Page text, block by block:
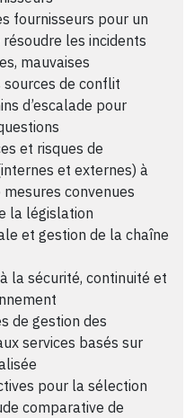
fournisseurs pour un
les incidents
mauvaises
de conflit
d’escalade pour
et risques de
et externes) à
convenues
la législation
et gestion de la chaîne
la sécurité, continuité et
de gestion des
services basés sur
pour la sélection
comparative de